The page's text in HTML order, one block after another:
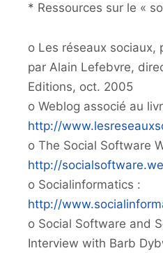
* Ressources sur le «
o Les réseaux sociaux,
par Alain Lefebvre,
Editions, oct. 2005
o Weblog associé au
http://
o The Social Software
http://
o Socialinformatics :
http://
o Social Software and
Interview with Barb